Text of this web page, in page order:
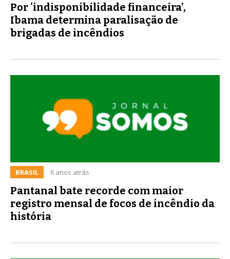
Por 'indisponibilidade financeira',
Ibama determina paralisação de
brigadas de incêndios
BRASIL 6 anos atrás
Pantanal bate recorde com maior
registro mensal de focos de incêndio da
história